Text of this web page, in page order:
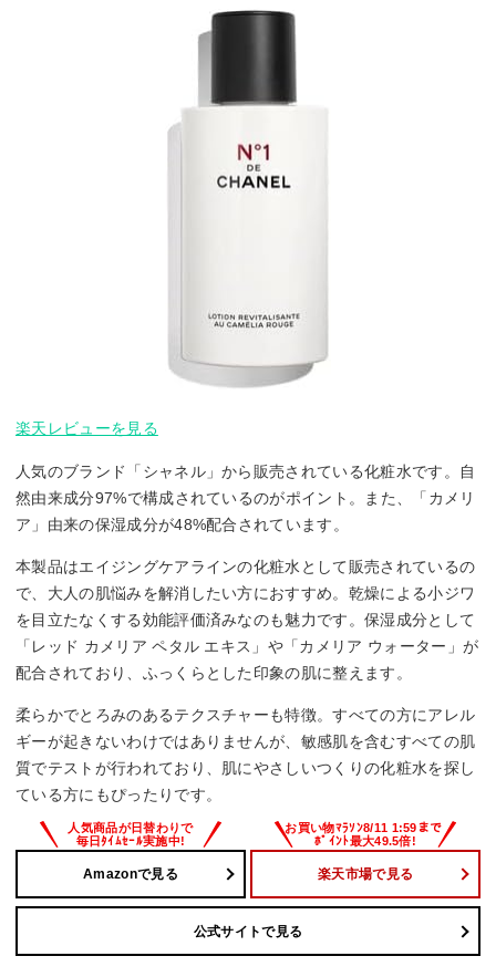
楽天レビューを見る
人気のブランド「シャネル」から販売されている化粧水です。自
然由来成分97%で構成されているのがポイント。また、「カメリ
ア」由来の保湿成分が48%配合されています。
本製品はエイジングケアラインの化粧水として販売されているの
で、大人の肌悩みを解消したい方におすすめ。乾燥による小ジワ
を目立たなくする効能評価済みなのも魅力です。保湿成分として
「レッド カメリア ペタル エキス」や「カメリア ウォーター」が
配合されており、ふっくらとした印象の肌に整えます。
柔らかでとろみのあるテクスチャーも特徴。すべての方にアレル
ギーが起きないわけではありませんが、敏感肌を含むすべての肌
質でテストが行われており、肌にやさしいつくりの化粧水を探し
ている方にもぴったりです。
Amazonで見る 楽天市場で見る
公式サイトで見る